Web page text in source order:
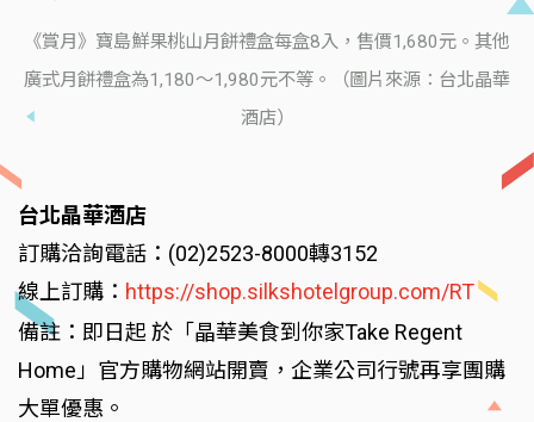
《賞月》寶島鮮果桃山月餅禮盒每盒8入，售價1,680元。其他
廣式月餅禮盒為1,180～1,980元不等。（圖片來源：台北晶華
酒店）
台北晶華酒店
訂購洽詢電話：(02)2523-8000轉3152
線上訂購： https://shop.silkshotelgroup.com/RT
備註：即日起 於「晶華美食到你家Take Regent
Home」官方購物網站開賣，企業公司行號再享團購
大單優惠。